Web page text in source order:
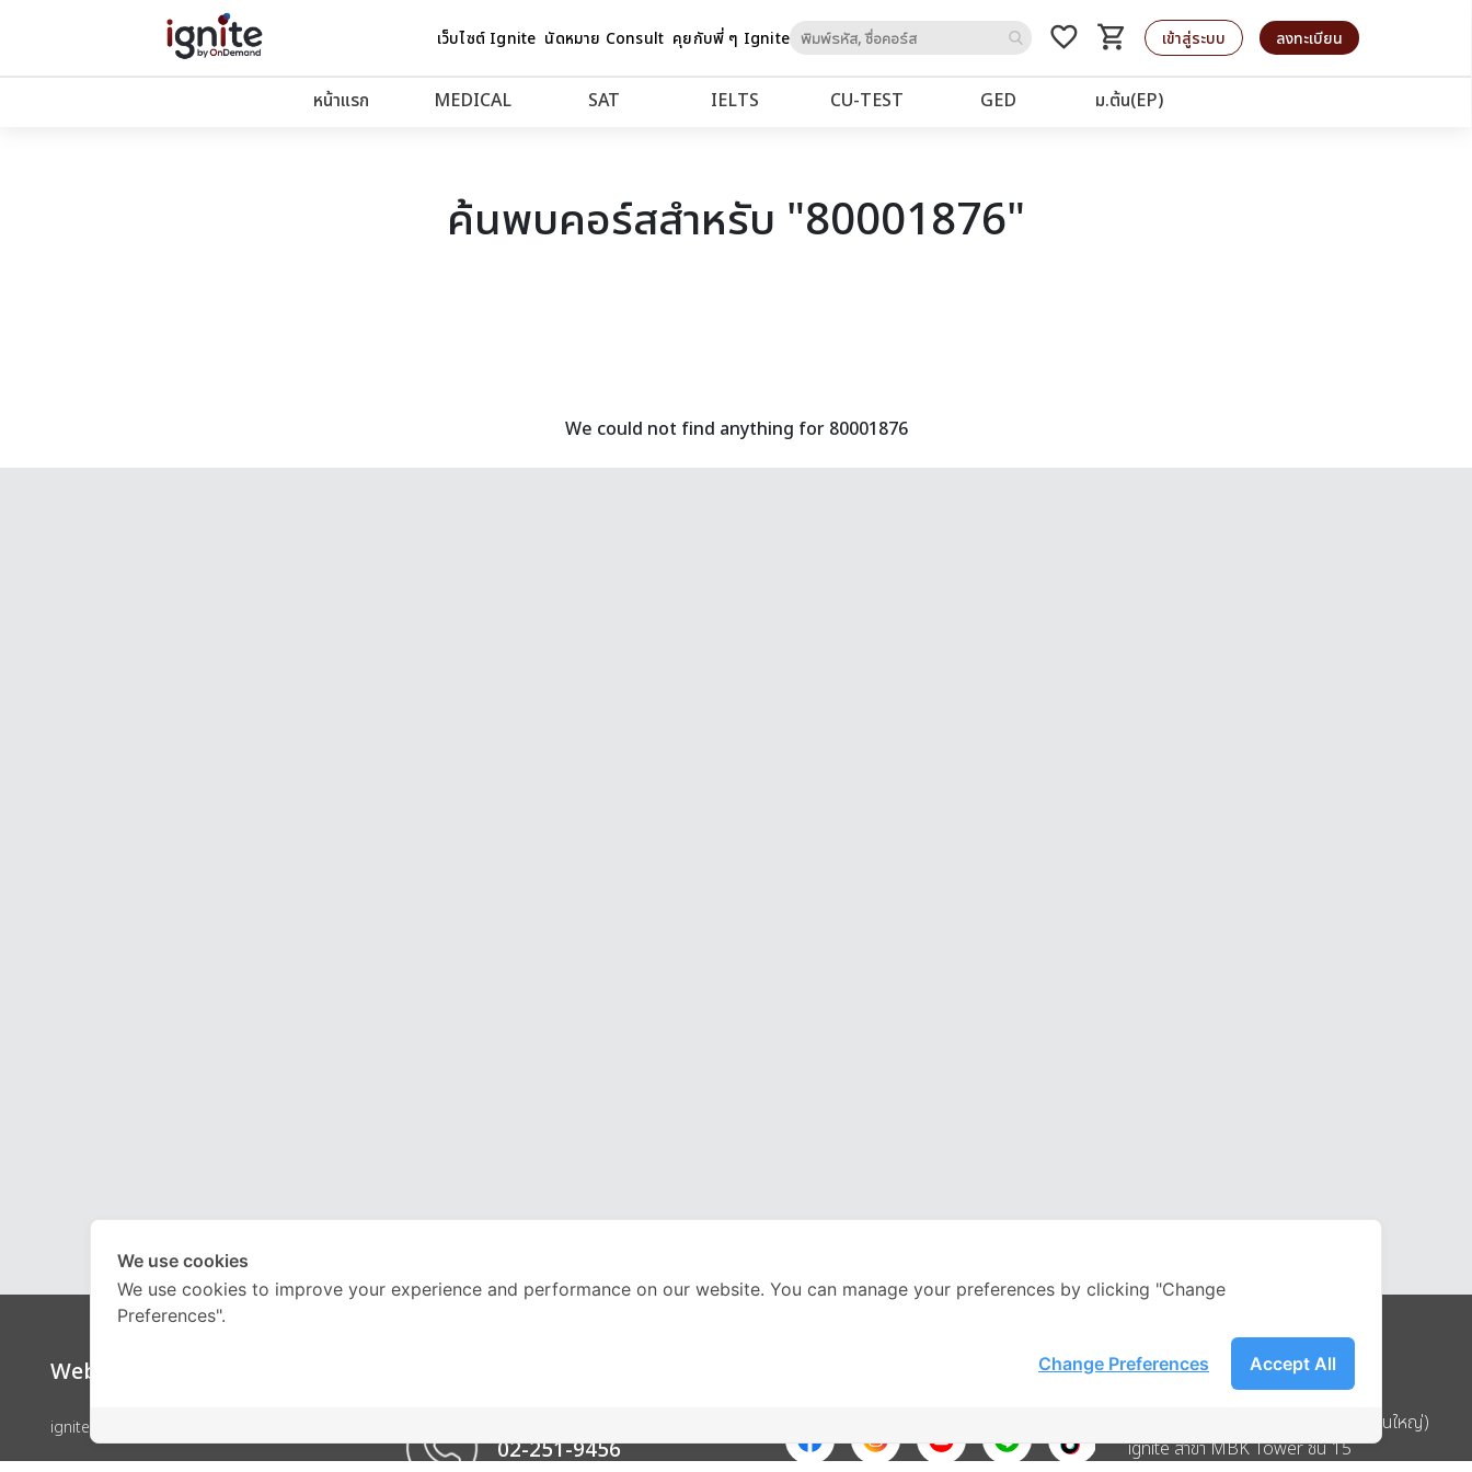
เว็บไซต์ Ignite นัดหมาย Consult คุยกับพี่ ๆ Igniteto
favorite_border shopping_cart
รถเข็น เข้าสู่ระบบ ลงทะเบียน
หน้าแรก MEDICAL SAT IELTS CU‑TEST GED ม.ต้น(EP)
ค้นพบคอร์สสำหรับ "80001876"
We could not find anything for 80001876
Website
ignite by OnDemand
02-251-9456
Address
บริษัท อิกไนท์ เอ สตาร์ จำกัด (สำนักงานใหญ่)
ignite สาขา MBK Tower ชั้น 15
We use cookies
We use cookies to improve your experience and performance on our website. You can manage your preferences by clicking "Change
Preferences".
Accept All
Change Preferences